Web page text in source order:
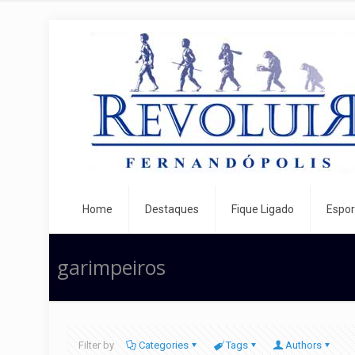
Home Destaques Fique Ligado
garimpeiros
Filter by Categories Tags Authors